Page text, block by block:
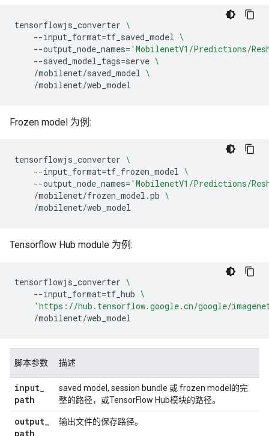
tensorflowjs_converter \
--input_format=tf_saved_model \
--output_node_names= 'MobilenetV1/Predictions/
--saved_model_tags=serve \
/mobilenet/saved_model \
Frozen model 为例:
tensorflowjs_converter \
--input_format=tf_frozen_model \
--output_node_names= 'MobilenetV1/Predictions/
/mobilenet/frozen_model.pb \
Tensorflow Hub module 为例:
tensorflowjs_converter \
--input_format=tf_hub \
'https://hub.tensorflow.google.cn/google/
脚本参数 描述
input_
path
saved model, session bundle 或 frozen model的完
整的路径，或TensorFlow Hub模块的路径。
output_
path
输出文件的保存路径。